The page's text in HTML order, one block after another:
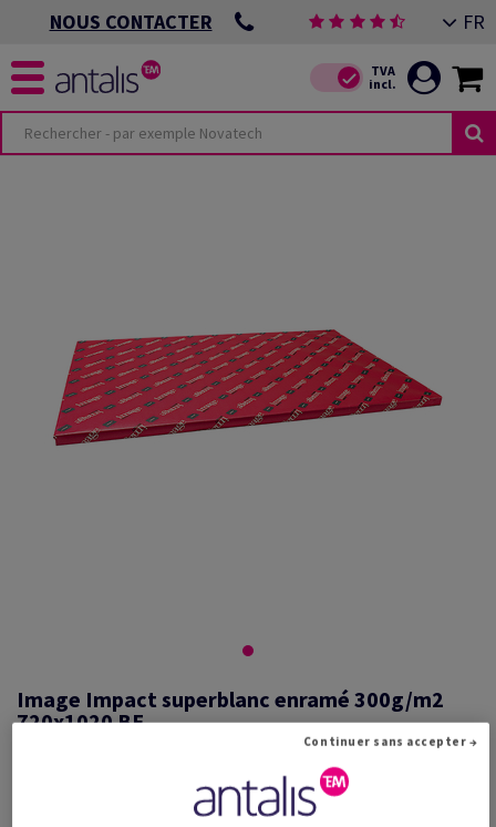
NOUS CONTACTER FR
Image Impact superblanc enramé 300g/m2
720x1020 BE
Continuer sans accepter →